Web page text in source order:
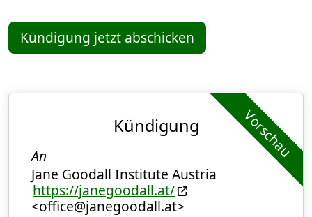
Kündigung jetzt abschicken
Vorschau
Kündigung
An
Jane Goodall Institute Austria
https://janegoodall.at/
<office@janegoodall.at>